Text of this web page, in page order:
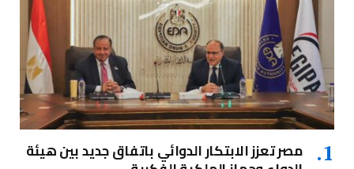
مصر تعزز الابتكار الدوائي باتفاق جديد بين هيئة